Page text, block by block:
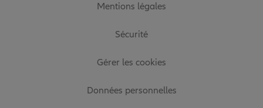
Mentions légales
Sécurité
Gérer les cookies
Données personnelles